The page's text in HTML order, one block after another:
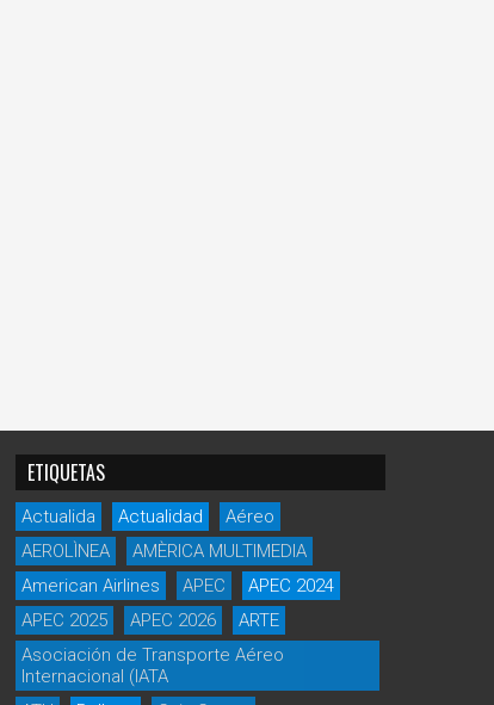
ETIQUETAS
Actualida Actualidad
Aéreo
AEROLÌNEA
AMÈRICA MULTIMEDIA
American Airlines
APEC
APEC 2024
APEC 2025
APEC 2026
ARTE
Asociación de Transporte Aéreo
Internacional (IATA